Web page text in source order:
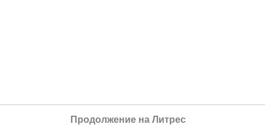
Продолжение на Литрес